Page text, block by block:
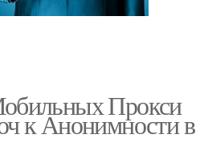
Прокси
к Анонимности в